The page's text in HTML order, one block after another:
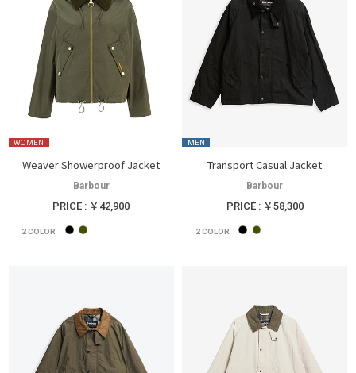
WOMEN
Weaver Showerproof Jacket
Barbour
PRICE : ￥42,900
2COLOR
MEN
Transport Casual Jacket
Barbour
PRICE : ￥58,300
2COLOR